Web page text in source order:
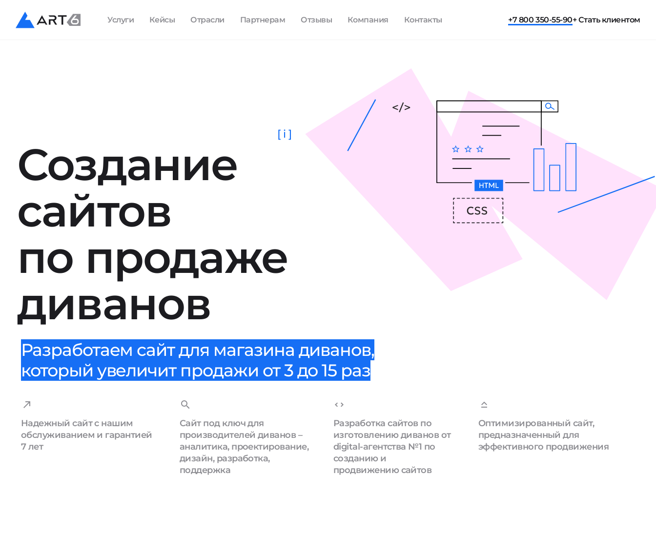
Услуги Кейсы Отрасли Партнерам Отзывы Компания Контакты +7 800 350-55-90+ Стать клиентом
Создание
сайтов
по продаже
диванов
[ i ]
Разработаем сайт для магазина диванов,
который увеличит продажи от 3 до 15 раз
Надежный сайт с нашим
обслуживанием и гарантией
7 лет
Сайт под ключ для
производителей диванов –
аналитика, проектирование,
дизайн, разработка,
поддержка
Разработка сайтов по
изготовлению диванов от
digital-агентства №1 по
созданию и
продвижению сайтов
Оптимизированный сайт,
предназначенный для
эффективного продвижения